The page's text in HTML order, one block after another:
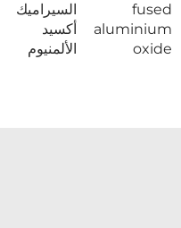
fused
aluminium
oxide
السيراميك
أكسيد
الألمنيوم